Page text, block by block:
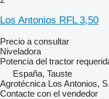
Los Antonios RFL 3,50
Precio a consultar
Niveladora
Potencia del tractor
España, Tauste
Agrotécnica Los Antonios,
Contacte con el vendedor